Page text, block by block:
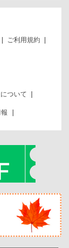
ご利用規約
ついて